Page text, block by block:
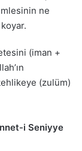
ne
(iman +
(zulüm)
i Seniyye